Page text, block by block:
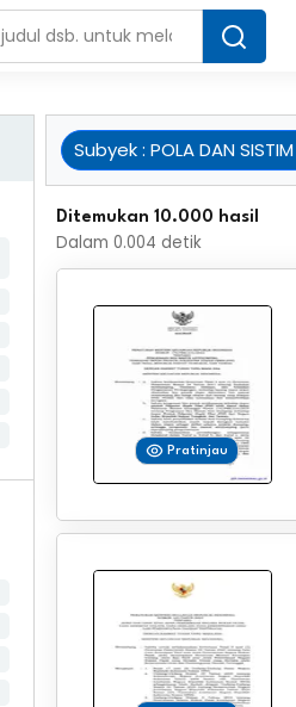
Infografis Regulasi
Direktori Regulasi
Program Perencanaan
Penelitian/Pengkajian Hukum
Video Sosialisasi
Kamus Hukum
Subyek:POLA DAN SISTIM
Ditemukan 10.000 hasil
Dalam0.004 detik
Pratinjau